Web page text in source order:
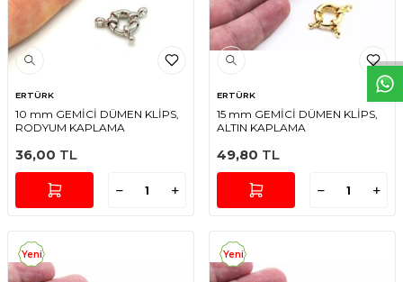
ERTÜRK
10 mm GEMİCİ DÜMEN KLİPS,
RODYUM KAPLAMA
36,00 TL
ERTÜRK
15 mm GEMİCİ DÜMEN KLİPS,
ALTIN KAPLAMA
49,80 TL
Yeni Yeni